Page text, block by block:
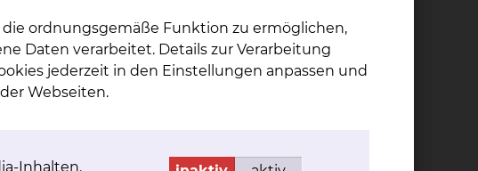
ordnungsgemäße Funktion zu ermöglichen,
Daten verarbeitet. Details zur Verarbeitung
jederzeit in den Einstellungen anpassen und
Webseiten.
Inhalten.